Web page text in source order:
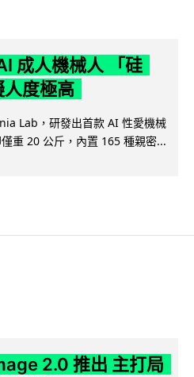
成人機械人 「硅
度極高
Lab，研發出首款 AI 性愛機械
重 20 公斤，內置 165 種親密...
2.0 推出 主打局